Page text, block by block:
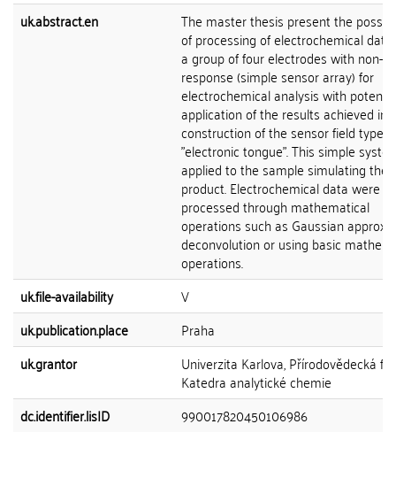
uk.abstract.en
The master thesis present the
of processing of electrochemical
a group of four electrodes with non-
response (simple sensor array) for
electrochemical analysis with
application of the results achieved in
construction of the sensor field type
"electronic tongue". This simple
applied to the sample simulating the
product. Electrochemical data were
processed through mathematical
operations such as Gaussian
deconvolution or using basic
operations.
uk.file-availability
V
uk.publication.place
Praha
uk.grantor
Univerzita Karlova, Přírodovědecká
Katedra analytické chemie
dc.identifier.lisID
990017820450106986